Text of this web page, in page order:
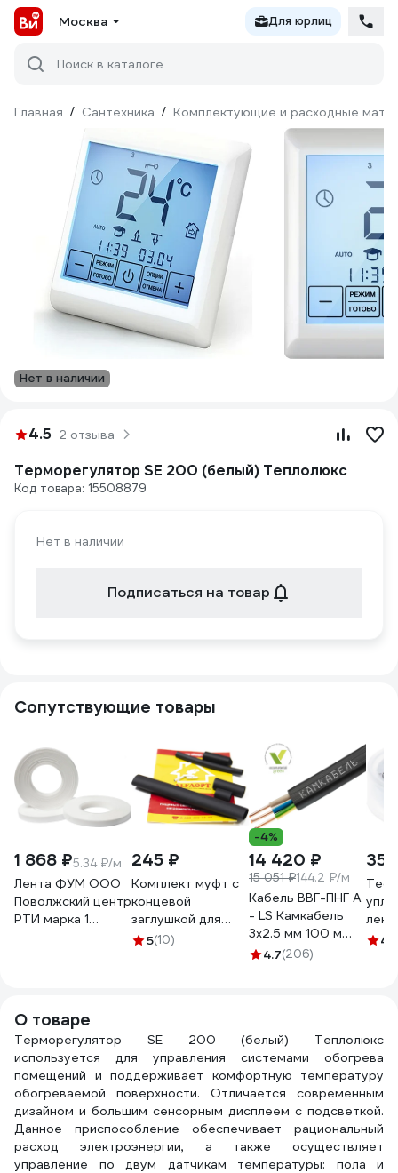
Москва Для юрлиц
Поиск в каталоге
Главная / Сантехника / Комплектующие и расходные
Нет в наличии
4.5 2 отзыва
Терморегулятор SE 200 (белый) Теплолюкс
Код товара: 15508879
Нет в наличии
Подписаться на товар
Сопутствующие товары
1 868 ₽5.34 ₽/м
Лента ФУМ ООО
Поволжский центр
РТИ марка 1
245 ₽
Комплект муфт с
концевой
заглушкой для
пищевого
5(10)
-4%
14 420 ₽
15 051 ₽144.2 ₽/м
Кабель ВВГ-ПНГ А
- LS Камкабель
3x2.5 мм 100 м
ГОСТ
4.7(206)
35
ФУМ4.7
О товаре
Терморегулятор SE 200 (белый) Теплолюкс
используется для управления системами обогрева
помещений и поддерживает комфортную температуру
обогреваемой поверхности. Отличается современным
дизайном и большим сенсорным дисплеем с подсветкой.
Данное приспособление обеспечивает рациональный
расход электроэнергии, а также осуществляет
управление по двум датчикам температуры: пола и